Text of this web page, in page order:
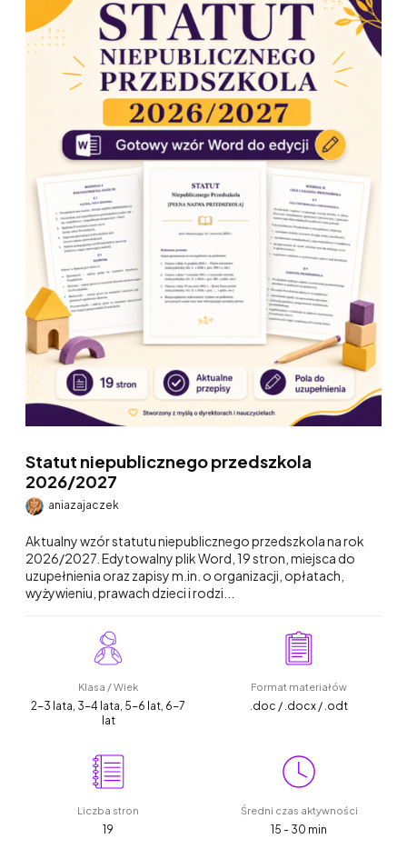
daltoński
koncepcja Froebla Mindfulness,
joga
dziecięca
, edukacja przez ruch i zabawę📚 Co znajdziesz w
mojej ofercie?📝 gotowe wpisy do dziennika (rewalidacja,
korekcyjno-kompensacyjne)🎨 inspirujące pomysły na
prace plastyczne📘 scenariusze i pomoce do zajęć w
przedszkolu i szkole🧩 wsparcie dla uczniów z SPE i wyzwań
rozwojowych
Moje materiały tworzone są z myślą o:👩‍🏫 nauczycielach🎓
studentach pedagogiki👨‍👩‍👧‍👦 rodzicach dzieci z
wyzwaniami🧠 terapeutach i specjalistach🤝 Współpraca na
Twoich warunkach Realizujęsetki zleceń indywidualnych
– od prostych pomocy po kompletne dokumentacje i
autorskie konspekty. Jeśli marzysz o materiale szytym na
miarę – napisz do mnie lub zostaw komentarz. Stwórzmy
coś wartościowego razem!
Statut niepublicznego przedszkola
2026/2027
aniazajaczek
Aktualny wzór statutu niepublicznego przedszkola na rok
2026/2027. Edytowalny plik Word, 19 stron, miejsca do
uzupełnienia oraz zapisy m.in. o organizacji, opłatach,
wyżywieniu, prawach dzieci i rodzi...
Klasa / Wiek
2-3 lata, 3-4 lata, 5-6 lat, 6-7
lat
Format materiałów
.doc / .docx / .odt
Liczba stron
19
Średni czas aktywności
15 - 30 min